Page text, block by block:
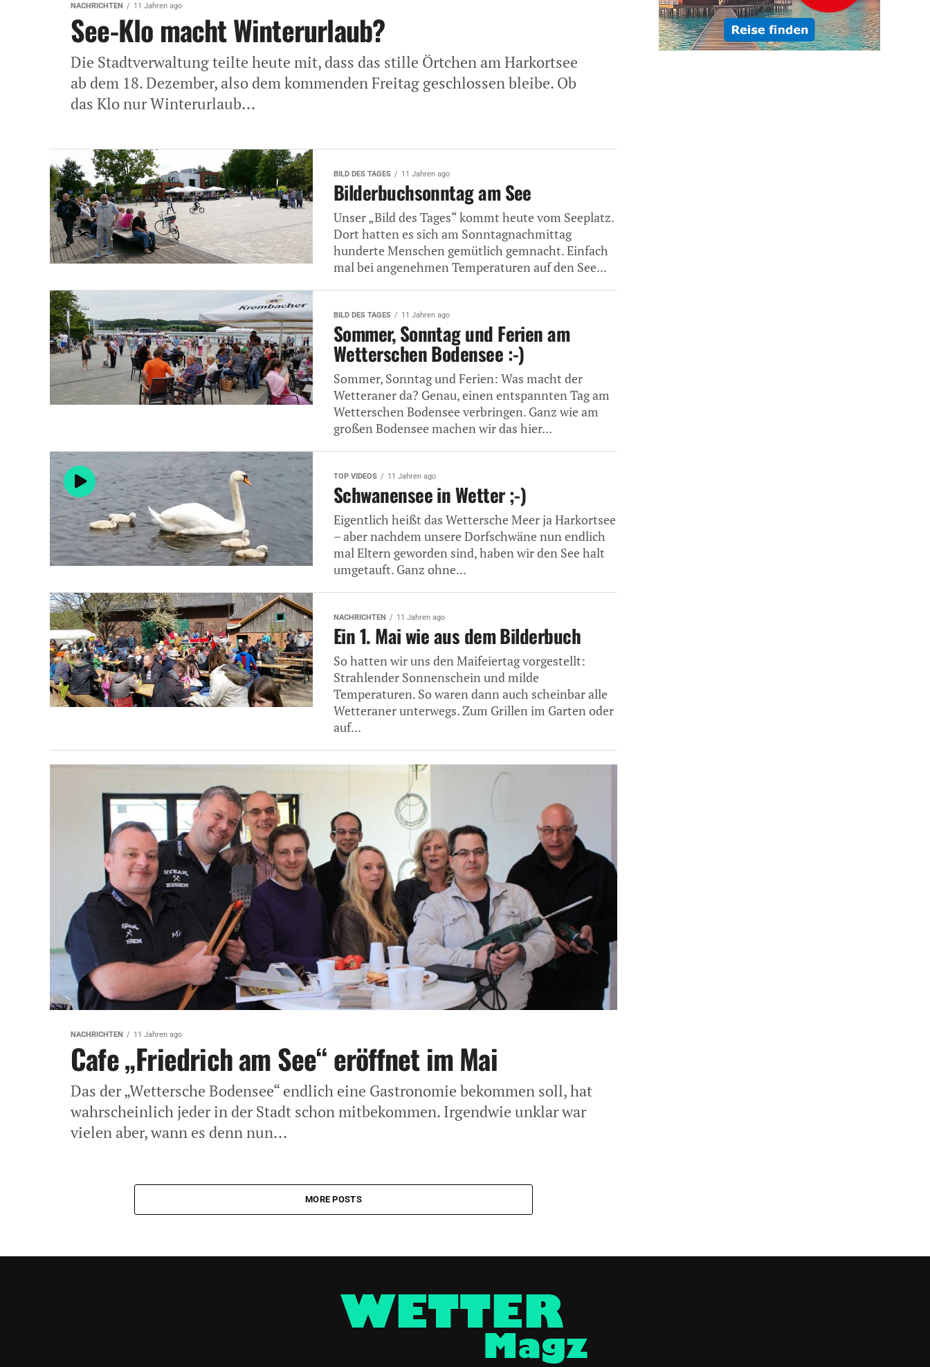
NACHRICHTEN 11 Jahren ago
See-Klo macht Winterurlaub?
Die Stadtverwaltung teilte heute mit, dass das stille Örtchen am Harkortsee
ab dem 18. Dezember, also dem kommenden Freitag geschlossen bleibe. Ob
das Klo nur Winterurlaub...
BILD DES TAGES 11 Jahren ago
Bilderbuchsonntag am See
Unser „Bild des Tages“ kommt heute vom Seeplatz.
Dort hatten es sich am Sonntagnachmittag
hunderte Menschen gemütlich gemnacht. Einfach
mal bei angenehmen Temperaturen auf den See...
BILD DES TAGES 11 Jahren ago
Sommer, Sonntag und Ferien am
Wetterschen Bodensee :-)
Sommer, Sonntag und Ferien: Was macht der
Wetteraner da? Genau, einen entspannten Tag am
Wetterschen Bodensee verbringen. Ganz wie am
großen Bodensee machen wir das hier...
TOP VIDEOS 11 Jahren ago
Schwanensee in Wetter ;-)
Eigentlich heißt das Wettersche Meer ja Harkortsee
– aber nachdem unsere Dorfschwäne nun endlich
mal Eltern geworden sind, haben wir den See halt
umgetauft. Ganz ohne...
NACHRICHTEN 11 Jahren ago
Ein 1. Mai wie aus dem Bilderbuch
So hatten wir uns den Maifeiertag vorgestellt:
Strahlender Sonnenschein und milde
Temperaturen. So waren dann auch scheinbar alle
Wetteraner unterwegs. Zum Grillen im Garten oder
auf...
NACHRICHTEN 11 Jahren ago
Cafe „Friedrich am See“ eröffnet im Mai
Das der „Wettersche Bodensee“ endlich eine Gastronomie bekommen soll, hat
wahrscheinlich jeder in der Stadt schon mitbekommen. Irgendwie unklar war
vielen aber, wann es denn nun...
MORE POSTS